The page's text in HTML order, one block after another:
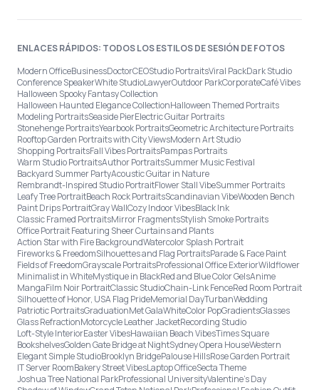
ENLACES RÁPIDOS: TODOS LOS ESTILOS DE SESIÓN DE FOTOS
Modern OfficeBusinessDoctorCEOStudio PortraitsViral PackDark Studio
Conference SpeakerWhite StudioLawyerOutdoor ParkCorporateCafé Vibes
Halloween Spooky Fantasy Collection
Halloween Haunted Elegance CollectionHalloween Themed Portraits
Modeling PortraitsSeaside PierElectric Guitar Portraits
Stonehenge PortraitsYearbook PortraitsGeometric Architecture Portraits
Rooftop Garden Portraits with City ViewsModern Art Studio
Shopping PortraitsFall Vibes PortraitsPampas Portraits
Warm Studio PortraitsAuthor PortraitsSummer Music Festival
Backyard Summer PartyAcoustic Guitar in Nature
Rembrandt-Inspired Studio PortraitFlower Stall VibeSummer Portraits
Leafy Tree PortraitBeach Rock PortraitsScandinavian VibeWooden Bench
Paint Drips PortraitGray WallCozy Indoor VibesBlack Ink
Classic Framed PortraitsMirror FragmentsStylish Smoke Portraits
Office Portrait Featuring Sheer Curtains and Plants
Action Star with Fire BackgroundWatercolor Splash Portrait
Fireworks & FreedomSilhouettes and Flag PortraitsParade & Face Paint
Fields of FreedomGrayscale PortraitsProfessional Office ExteriorWildflower
Minimalist in WhiteMystique in BlackRed and Blue Color GelsAnime
MangaFilm Noir PortraitClassic StudioChain-Link FenceRed Room Portrait
Silhouette of Honor, USA Flag PrideMemorial DayTurbanWedding
Patriotic PortraitsGraduationMet GalaWhiteColor PopGradientsGlasses
Glass RefractionMotorcycle Leather JacketRecording Studio
Loft-Style InteriorEaster VibesHawaiian Beach VibesTimes Square
BookshelvesGolden Gate Bridge at NightSydney Opera HouseWestern
Elegant Simple StudioBrooklyn BridgePalouse HillsRose Garden Portrait
IT Server RoomBakery Street VibesLaptop OfficeSecta Theme
Joshua Tree National ParkProfessional UniversityValentine's Day